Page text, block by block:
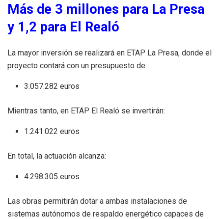
Más de 3 millones para La Presa
y 1,2 para El Realó
La mayor inversión se realizará en ETAP La Presa, donde el
proyecto contará con un presupuesto de:
3.057.282 euros
Mientras tanto, en ETAP El Realó se invertirán:
1.241.022 euros
En total, la actuación alcanza:
4.298.305 euros
Las obras permitirán dotar a ambas instalaciones de
sistemas autónomos de respaldo energético capaces de